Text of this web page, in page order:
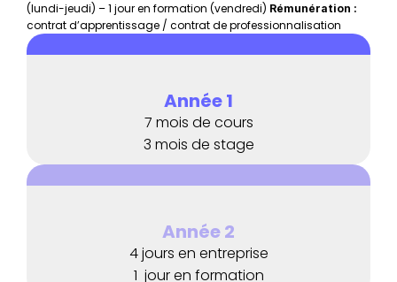
(lundi-jeudi) – 1 jour en formation (vendredi) Rémunération :
contrat d’apprentissage / contrat de professionnalisation
Année 1
7 mois de cours
3 mois de stage
Année 2
4 jours en entreprise
1  jour en formation